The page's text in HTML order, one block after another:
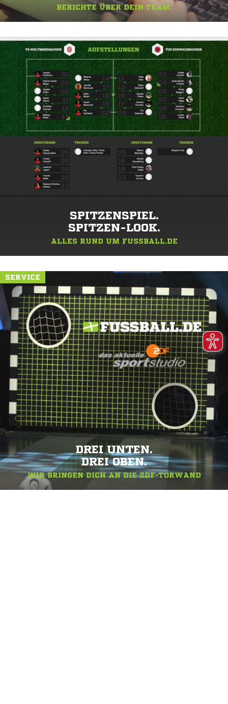
BERICHTE ÜBER DEIN TEAM.
SPITZENSPIEL.
SPITZEN-LOOK.
ALLES RUND UM FUSSBALL.DE
SERVICE
DREI UNTEN.
DREI OBEN.
WIR BRINGEN DICH AN DIE ZDF-TORWAND